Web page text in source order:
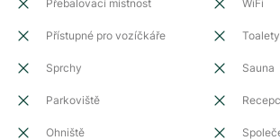
Přebalovací místnost WiFi
Přístupné pro vozíčkáře Toalety
Sprchy Sauna
Parkoviště
Ohniště